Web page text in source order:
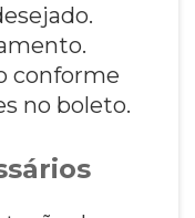
conforme
no boleto.